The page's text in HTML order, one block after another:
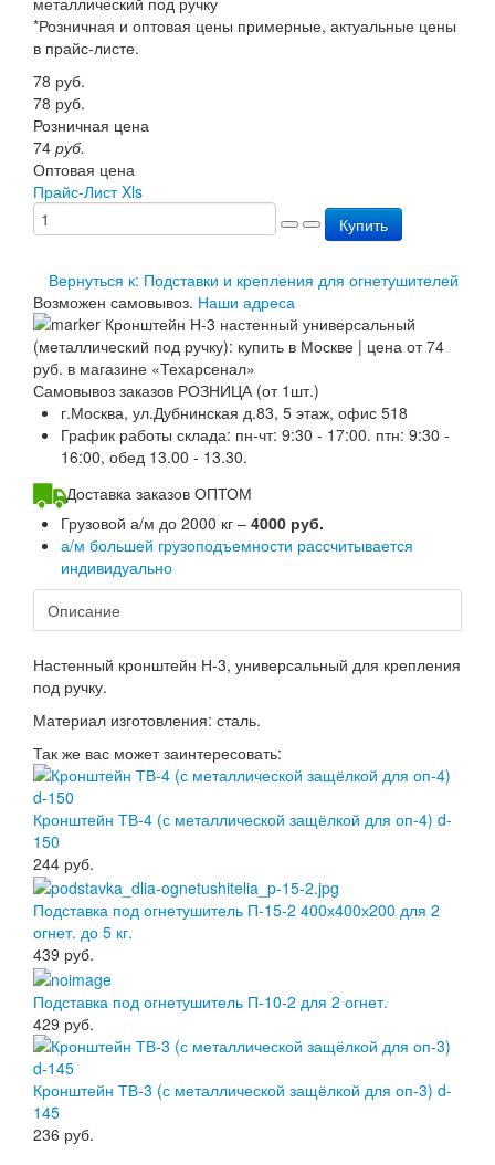
Перезарядка ОП
Перезарядка ОУ
Доставка
Оплата
Гарантии
О нас
Статьи
Публичная оферта
Вопрос-Ответ
*Розничная и оптовая цены примерные, актуальные цены
в прайс-листе.
78 руб.
78 руб.
Розничная цена
74 руб.
Оптовая цена
Прайс-Лист Xls
Купить
Вернуться к: Подставки и крепления для огнетушителей
Возможен самовывоз. Наши адреса
Самовывоз заказов РОЗНИЦА (от 1шт.)
г.Москва, ул.Дубнинская д.83, 5 этаж, офис 518
График работы склада: пн-чт: 9:30 - 17:00. птн: 9:30 -
16:00, обед 13.00 - 13.30.
Доставка заказов ОПТОМ
Грузовой а/м до 2000 кг – 4000 руб.
а/м большей грузоподъемности рассчитывается
индивидуально
Описание
Настенный кронштейн Н-3, универсальный для крепления
под ручку.
Материал изготовления: сталь.
Так же вас может заинтересовать:
Кронштейн ТВ-4 (с металлической защёлкой для оп-4) d-
150
244 руб.
Подставка под огнетушитель П-15-2 400х400х200 для 2
огнет. до 5 кг.
439 руб.
Подставка под огнетушитель П-10-2 для 2 огнет.
429 руб.
Кронштейн ТВ-3 (с металлической защёлкой для оп-3) d-
145
236 руб.